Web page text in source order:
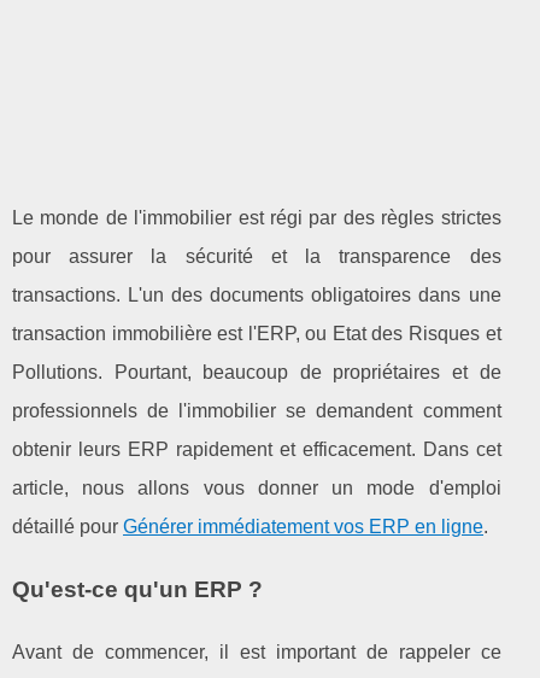
Le monde de l'immobilier est régi par des règles strictes
pour assurer la sécurité et la transparence des
transactions. L'un des documents obligatoires dans une
transaction immobilière est l'ERP, ou Etat des Risques et
Pollutions. Pourtant, beaucoup de propriétaires et de
professionnels de l'immobilier se demandent comment
obtenir leurs ERP rapidement et efficacement. Dans cet
article, nous allons vous donner un mode d'emploi
détaillé pour Générer immédiatement vos ERP en ligne.
Qu'est-ce qu'un ERP ?
Avant de commencer, il est important de rappeler ce